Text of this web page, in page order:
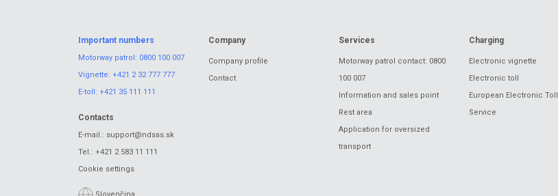
Important numbers
Motorway patrol: 0800 100 007
Vignette: +421 2 32 777 777
E-toll: +421 35 111 111
Contacts
E-mail.: support@ndsas.sk
Tel.: +421 2 583 11 111
Cookie settings
Company
Company profile
Contact
Services
Motorway patrol contact: 0800
100 007
Information and sales point
Rest area
Application for oversized
transport
Charging
Electronic vignette
Electronic toll
European Electronic Toll
Service